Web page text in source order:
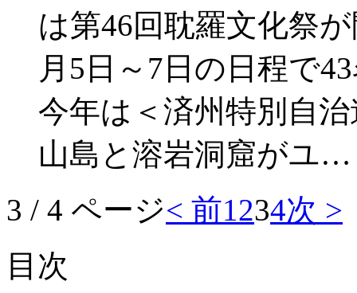
は第46回耽羅文化祭
月5日～7日の日程で
今年は＜済州特別自
山島と溶岩洞窟がユ…
3 / 4 ページ< 前1234次 >
目次